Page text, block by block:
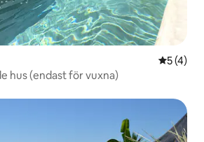
5 av 5 i
5 (4)
hus (endast för vuxna)